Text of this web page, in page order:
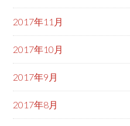
2017年11月
2017年10月
2017年9月
2017年8月